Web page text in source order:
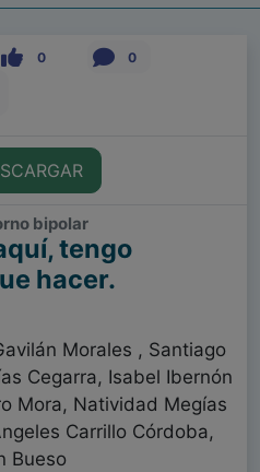
0 0
bipolar
tengo
hacer.
Morales , Santiago
Cegarra, Isabel Ibernón
Mora, Natividad Megías
Carrillo Córdoba,
Bueso